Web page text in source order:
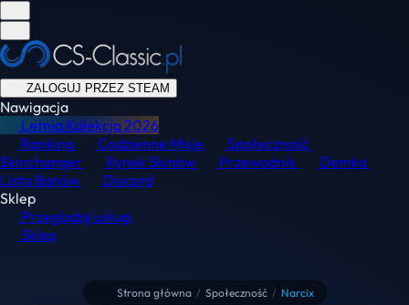
ZALOGUJ PRZEZ STEAM
Nawigacja
Letnia Kolekcja2026
Ranking
Codzienne Misje
Społeczność
Skinchanger
Rynek Skinów Przewodnik
Demka
Lista Banów
Discord
Sklep
Przeglądaj usługi
Sklep
Strona główna / Społeczność / Narcix